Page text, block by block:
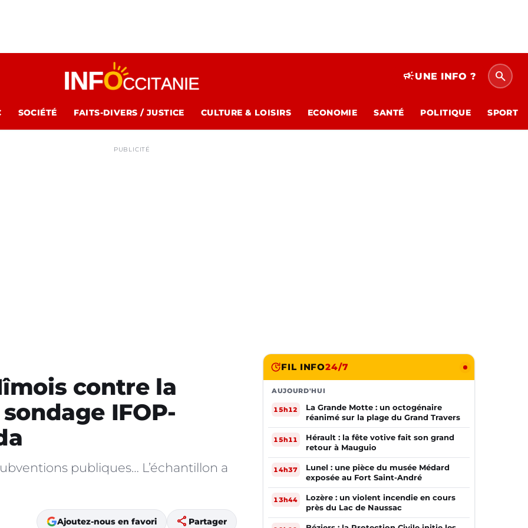
campaignUNE INFO ? search
SOCIÉTÉ FAITS-DIVERS / JUSTICE CULTURE & LOISIRS ECONOMIE SANTÉ POLITIQUE SPORT
PUBLICITÉ
contre la
IFOP-
publiques… L’échantillon a
Ajoutez-nous en favori share Partager
FIL INFO24/7
AUJOURD'HUI
15h12
La Grande Motte : un octogénaire
réanimé sur la plage du Grand Travers
15h11
Hérault : la fête votive fait son grand
retour à Mauguio
14h37
Lunel : une pièce du musée Médard
exposée au Fort Saint-André
13h44
Lozère : un violent incendie en cours
près du Lac de Naussac